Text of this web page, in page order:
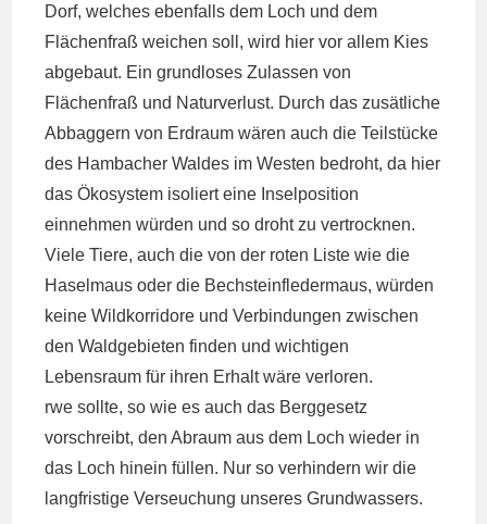
Dorf, welches ebenfalls dem Loch und dem
Flächenfraß weichen soll, wird hier vor allem Kies
abgebaut. Ein grundloses Zulassen von
Flächenfraß und Naturverlust. Durch das zusätliche
Abbaggern von Erdraum wären auch die Teilstücke
des Hambacher Waldes im Westen bedroht, da hier
das Ökosystem isoliert eine Inselposition
einnehmen würden und so droht zu vertrocknen.
Viele Tiere, auch die von der roten Liste wie die
Haselmaus oder die Bechsteinfledermaus, würden
keine Wildkorridore und Verbindungen zwischen
den Waldgebieten finden und wichtigen
Lebensraum für ihren Erhalt wäre verloren.
rwe sollte, so wie es auch das Berggesetz
vorschreibt, den Abraum aus dem Loch wieder in
das Loch hinein füllen. Nur so verhindern wir die
langfristige Verseuchung unseres Grundwassers.